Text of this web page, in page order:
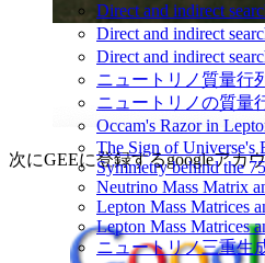
Direct and indirect
Direct and indirect
Direct and indirect
ニュートリノ質量行
ニュートリノの質量
Occam's Razor in
The Sign of Universe's
Symmetry behind the
Neutrino Mass Matrix
Lepton Mass Matrices
Lepton Mass Matrices
ニュートリノ三重生
次にGEEに登録するgoogleアカ